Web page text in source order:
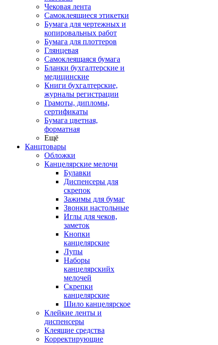
Чековая лента
Самоклеящиеся этикетки
Бумага для чертежных и
копировальных работ
Бумага для плоттеров
Глянцевая
Самоклеящаяся бумага
Бланки бухгалтерские и
медицинские
Книги бухгалтерские,
журналы регистрации
Грамоты, дипломы,
сертификаты
Бумага цветная,
форматная
Ещё
Канцтовары
Обложки
Канцелярские мелочи
Булавки
Диспенсеры для
скрепок
Зажимы для бумаг
Звонки настольные
Иглы для чеков,
заметок
Кнопки
канцелярские
Лупы
Наборы
канцелярскийх
мелочей
Скрепки
канцелярские
Шило канцелярское
Клейкие ленты и
диспенсеры
Клеящие средства
Корректирующие